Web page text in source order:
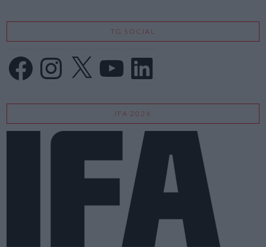
TG SOCIAL
FacebookInstagram
X LinkedIn
IFA 2026